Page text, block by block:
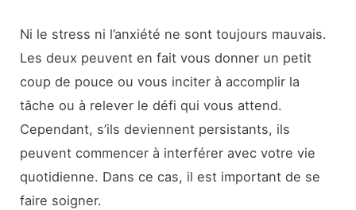
Ni le stress ni l’anxiété ne sont toujours mauvais.
Les deux peuvent en fait vous donner un petit
coup de pouce ou vous inciter à accomplir la
tâche ou à relever le défi qui vous attend.
Cependant, s’ils deviennent persistants, ils
peuvent commencer à interférer avec votre vie
quotidienne. Dans ce cas, il est important de se
faire soigner.